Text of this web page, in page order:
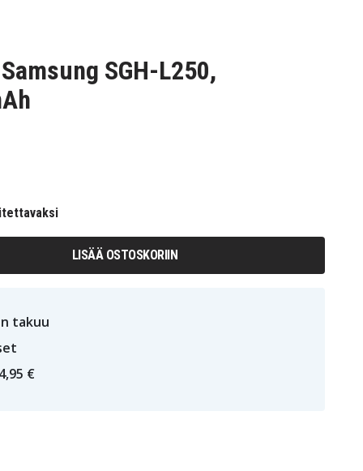
SGH-L250,
LISÄÄ OSTOSKORIIN
takuu
€